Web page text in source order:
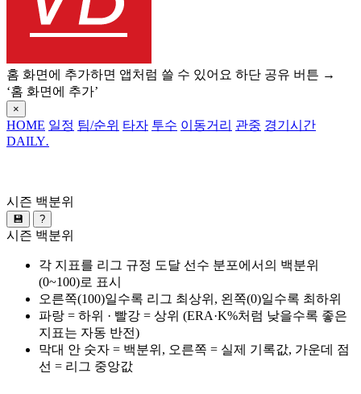
홈 화면에 추가하면 앱처럼 쓸 수 있어요 하단 공유 버튼 →
‘홈 화면에 추가’
×
HOME 일정 팀/순위 타자 투수 이동거리 관중 경기시간
DAILY.
시즌 백분위
💾 ?
시즌 백분위
각 지표를 리그 규정 도달 선수 분포에서의 백분위
(0~100)로 표시
오른쪽(100)일수록 리그 최상위, 왼쪽(0)일수록 최하위
파랑 = 하위 · 빨강 = 상위 (ERA·K%처럼 낮을수록 좋은
지표는 자동 반전)
막대 안 숫자 = 백분위, 오른쪽 = 실제 기록값, 가운데 점
선 = 리그 중앙값